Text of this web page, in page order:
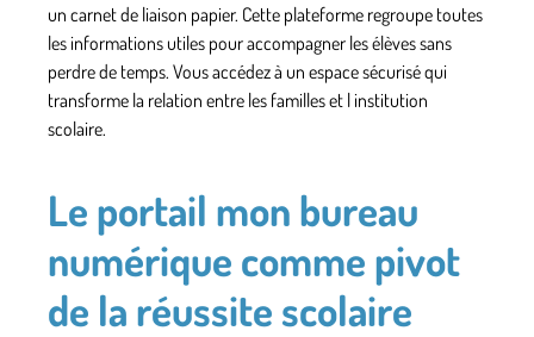
un carnet de liaison papier. Cette plateforme regroupe toutes
les informations utiles pour accompagner les élèves sans
perdre de temps. Vous accédez à un espace sécurisé qui
transforme la relation entre les familles et l institution
scolaire.
Le portail mon bureau
numérique comme pivot
de la réussite scolaire